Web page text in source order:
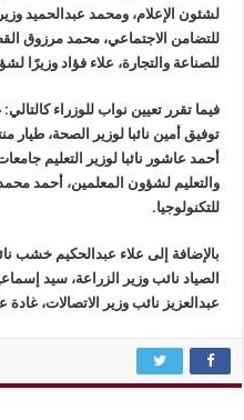
لشئون الإعلام، ومحمد عبدالحميد
للتضامن الاجتماعي، محمد مرزوق
للصناعة والتجارة، علاء فؤاد وزيرًا
فيما تقرر تعيين نواب للوزراء
توفيق أمين نائبا لوزير الصحة، طيار
أحمد عاشور نائبا لوزير التعليم
والتعليم لشؤون المعلمين، أحمد محمد
للتكنولوجيا.
بالإضافة إلى علاء عبدالحكيم خشب
الصياد نائب وزير الزراعة، سيد
عبدالعزيز نائب وزير الاتصالات،